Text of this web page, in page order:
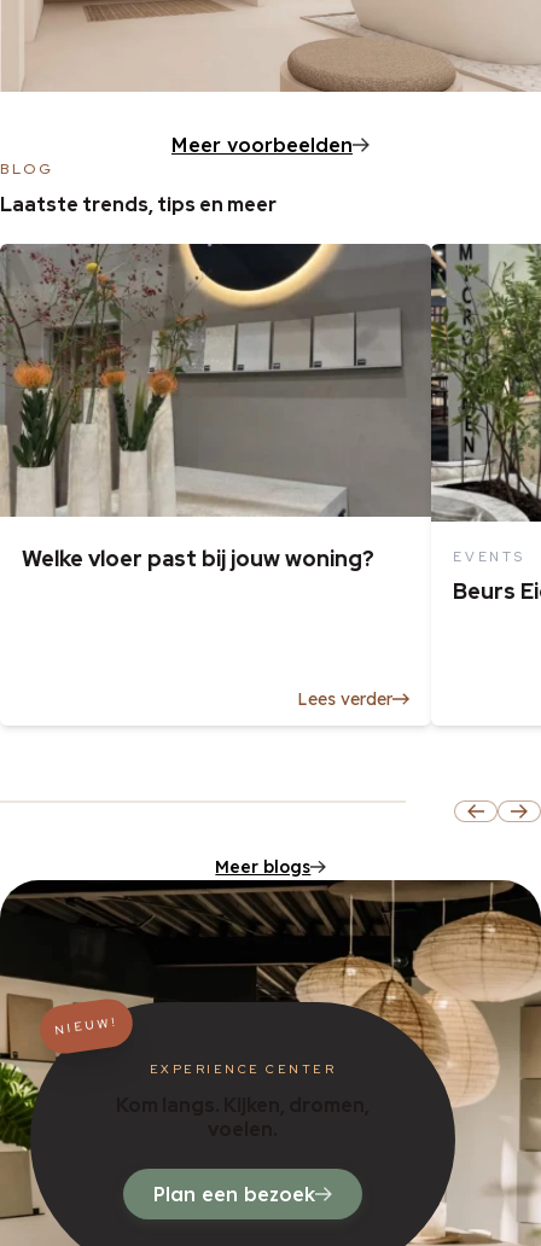
Meer voorbeelden
BLOG
Laatste trends, tips en meer
Welke vloer past bij jouw woning?
Lees verder
EVENTS
Beurs
Meer blogs
NIEUW!
EXPERIENCE CENTER
Plan een bezoek